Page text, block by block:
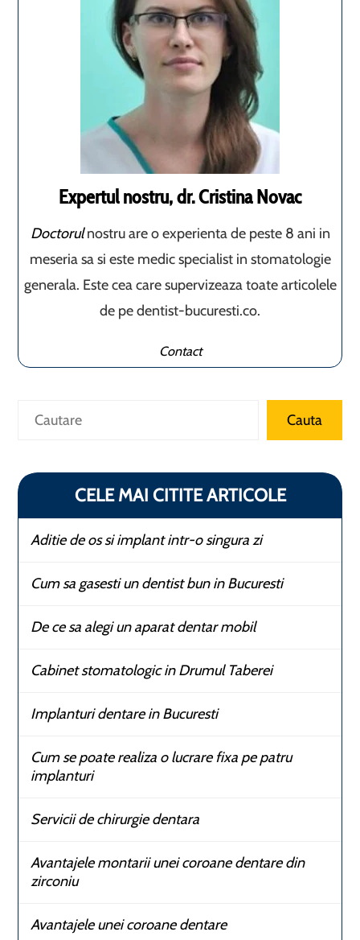
Expertul nostru, dr. Cristina Novac
Doctorulnostru are o experienta de peste 8 ani in
meseria sa si este medic specialist in stomatologie
generala. Este cea care supervizeaza toate articolele
de pe dentist-bucuresti.co.
Contact
Caută Cauta
CELE MAI CITITE ARTICOLE
Aditie de os si implant intr-o singura zi
Cum sa gasesti un dentist bun in Bucuresti
De ce sa alegi un aparat dentar mobil
Cabinet stomatologic in Drumul Taberei
Implanturi dentare in Bucuresti
Cum se poate realiza o lucrare fixa pe patru
implanturi
Servicii de chirurgie dentara
Avantajele montarii unei coroane dentare din
zirconiu
Avantajele unei coroane dentare